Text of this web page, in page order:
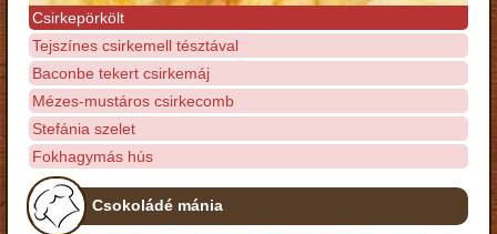
Csirkepörkölt
Tejszínes csirkemell tésztával
Baconbe tekert csirkemáj
Mézes-mustáros csirkecomb
Stefánia szelet
Fokhagymás hús
Csokoládé mánia